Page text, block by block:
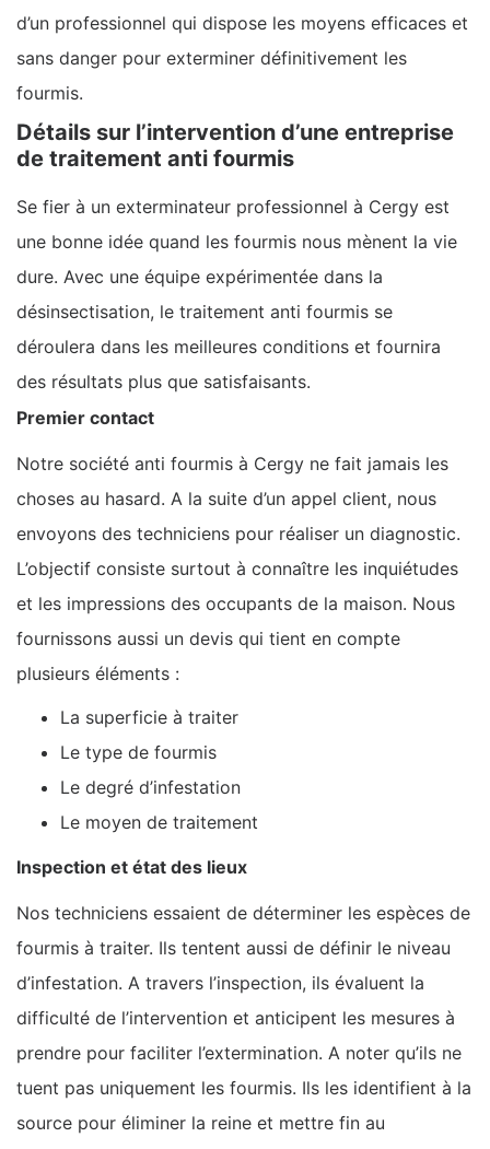
d’un professionnel qui dispose les moyens efficaces et
sans danger pour exterminer définitivement les
fourmis.
Détails sur l’intervention d’une entreprise
de traitement anti fourmis
Se fier à un exterminateur professionnel à Cergy est
une bonne idée quand les fourmis nous mènent la vie
dure. Avec une équipe expérimentée dans la
désinsectisation, le traitement anti fourmis se
déroulera dans les meilleures conditions et fournira
des résultats plus que satisfaisants.
Premier contact
Notre société anti fourmis à Cergy ne fait jamais les
choses au hasard. A la suite d’un appel client, nous
envoyons des techniciens pour réaliser un diagnostic.
L’objectif consiste surtout à connaître les inquiétudes
et les impressions des occupants de la maison. Nous
fournissons aussi un devis qui tient en compte
plusieurs éléments :
La superficie à traiter
Le type de fourmis
Le degré d’infestation
Le moyen de traitement
Inspection et état des lieux
Nos techniciens essaient de déterminer les espèces de
fourmis à traiter. Ils tentent aussi de définir le niveau
d’infestation. A travers l’inspection, ils évaluent la
difficulté de l’intervention et anticipent les mesures à
prendre pour faciliter l’extermination. A noter qu’ils ne
tuent pas uniquement les fourmis. Ils les identifient à la
source pour éliminer la reine et mettre fin au